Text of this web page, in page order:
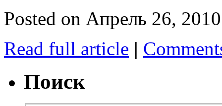
Posted on Апрель 26,
Read full article |
Поиск